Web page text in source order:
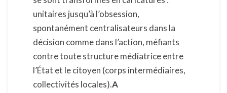
unitaires jusqu’à l’obsession,
spontanément centralisateurs dans la
décision comme dans l’action, méfiants
contre toute structure médiatrice entre
l’État et le citoyen (corps intermédiaires,
collectivités locales).A